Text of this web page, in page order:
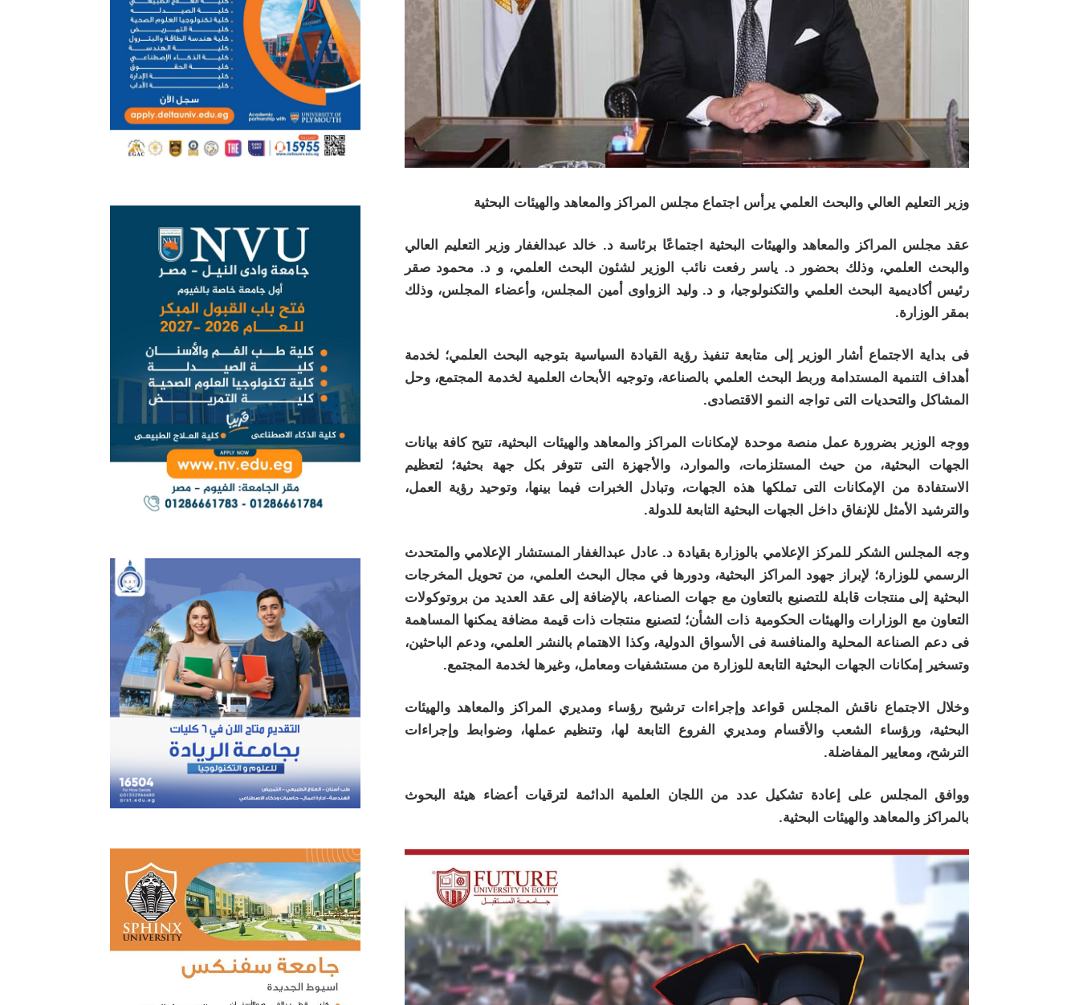
وزير التعليم العالي والبحث العلمي يرأس اجتماع مجلس المراكز والمعاهد والهيئات البحثية
عقد مجلس المراكز والمعاهد والهيئات البحثية اجتماعًا برئاسة د. خالد عبدالغفار وزير التعليم العالي
والبحث العلمي، وذلك بحضور د. ياسر رفعت نائب الوزير لشئون البحث العلمي، و د. محمود صقر
رئيس أكاديمية البحث العلمي والتكنولوجيا، و د. وليد الزواوى أمين المجلس، وأعضاء المجلس، وذلك
بمقر الوزارة.
فى بداية الاجتماع أشار الوزير إلى متابعة تنفيذ رؤية القيادة السياسية بتوجيه البحث العلمي؛ لخدمة
أهداف التنمية المستدامة وربط البحث العلمي بالصناعة، وتوجيه الأبحاث العلمية لخدمة المجتمع، وحل
المشاكل والتحديات التى تواجه النمو الاقتصادى.
ووجه الوزير بضرورة عمل منصة موحدة لإمكانات المراكز والمعاهد والهيئات البحثية، تتيح كافة بيانات
الجهات البحثية، من حيث المستلزمات، والموارد، والأجهزة التى تتوفر بكل جهة بحثية؛ لتعظيم
الاستفادة من الإمكانات التى تملكها هذه الجهات، وتبادل الخبرات فيما بينها، وتوحيد رؤية العمل،
والترشيد الأمثل للإنفاق داخل الجهات البحثية التابعة للدولة.
وجه المجلس الشكر للمركز الإعلامي بالوزارة بقيادة د. عادل عبدالغفار المستشار الإعلامي والمتحدث
الرسمي للوزارة؛ لإبراز جهود المراكز البحثية، ودورها في مجال البحث العلمي، من تحويل المخرجات
البحثية إلى منتجات قابلة للتصنيع بالتعاون مع جهات الصناعة، بالإضافة إلى عقد العديد من بروتوكولات
التعاون مع الوزارات والهيئات الحكومية ذات الشأن؛ لتصنيع منتجات ذات قيمة مضافة يمكنها المساهمة
فى دعم الصناعة المحلية والمنافسة فى الأسواق الدولية، وكذا الاهتمام بالنشر العلمي، ودعم الباحثين،
وتسخير إمكانات الجهات البحثية التابعة للوزارة من مستشفيات ومعامل، وغيرها لخدمة المجتمع.
وخلال الاجتماع ناقش المجلس قواعد وإجراءات ترشيح رؤساء ومديري المراكز والمعاهد والهيئات
البحثية، ورؤساء الشعب والأقسام ومديري الفروع التابعة لها، وتنظيم عملها، وضوابط وإجراءات
الترشح، ومعايير المفاضلة.
ووافق المجلس على إعادة تشكيل عدد من اللجان العلمية الدائمة لترقيات أعضاء هيئة البحوث
بالمراكز والمعاهد والهيئات البحثية.